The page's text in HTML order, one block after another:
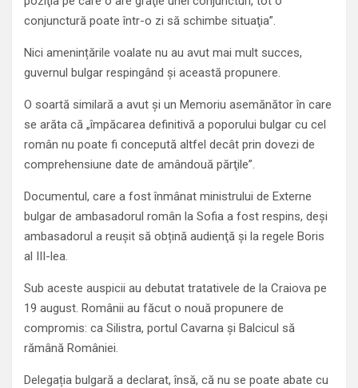
conjunctură poate într-o zi să schimbe situaţia”.
Nici amenințările voalate nu au avut mai mult succes,
guvernul bulgar respingând și această propunere.
O soartă similară a avut și un Memoriu asemănător în care
se arăta că „împăcarea definitivă a poporului bulgar cu cel
român nu poate fi concepută altfel decât prin dovezi de
comprehensiune date de amândouă părţile”.
Documentul, care a fost înmânat ministrului de Externe
bulgar de ambasadorul român la Sofia a fost respins, deși
ambasadorul a reușit să obțină audienţă și la regele Boris
al III-lea.
Sub aceste auspicii au debutat tratativele de la Craiova pe
19 august. Românii au făcut o nouă propunere de
compromis: ca Silistra, portul Cavarna și Balcicul să
rămână României.
Delegația bulgară a declarat, însă, că nu se poate abate cu